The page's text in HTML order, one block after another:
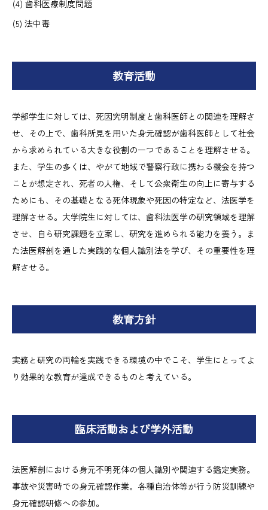
歯科医療制度問題
法中毒
教育活動
学部学生に対しては、死因究明制度と歯科医師との関連を理解さ
せ、その上で、歯科所見を用いた身元確認が歯科医師として社会
から求められている大きな役割の一つであることを理解させる。
また、学生の多くは、やがて地域で警察行政に携わる機会を持つ
ことが想定され、死者の人権、そして公衆衛生の向上に寄与する
ためにも、その基礎となる死体現象や死因の特定など、法医学を
理解させる。大学院生に対しては、歯科法医学の研究領域を理解
させ、自ら研究課題を立案し、研究を進められる能力を養う。ま
た法医解剖を通した実践的な個人識別法を学び、その重要性を理
解させる。
教育方針
実務と研究の両輪を実践できる環境の中でこそ、学生にとってよ
り効果的な教育が達成できるものと考えている。
臨床活動および学外活動
法医解剖における身元不明死体の個人識別や関連する鑑定実務。
事故や災害時での身元確認作業。各種自治体等が行う防災訓練や
身元確認研修への参加。